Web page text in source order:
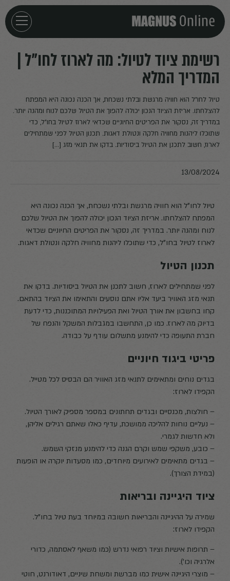
חזרה לדף הבית
מאמרים
פודקאסטים
רשימת ציוד לטיול: מה לארוז לחו"ל |
המדריך המלא
טיול לחו"ל הוא חוויה מרגשת ובלתי נשכחת, אך הכנה נכונה היא המפתח
להצלחתו. אריזת הציוד הנכון יכולה להפוך את הטיול שלכם לנוח ומהנה יותר.
במדריך זה, נסקור את הפריטים החיוניים שכדאי לארוז לטיול בחו"ל, כדי
שתוכלו ליהנות מחוויה חלקה ונטולת דאגות. תכנון הטיול לפני שמתחילים
לארוז, חשוב לתכנן את הטיול ביסודיות. בדקו את תנאי מזג […]
13/08/2024
טיול לחו"ל הוא חוויה מרגשת ובלתי נשכחת, אך הכנה נכונה היא
המפתח להצלחתו. אריזת הציוד הנכון יכולה להפוך את הטיול שלכם
לנוח ומהנה יותר. במדריך זה, נסקור את הפריטים החיוניים שכדאי
לארוז לטיול בחו"ל, כדי שתוכלו ליהנות מחוויה חלקה ונטולת דאגות.
תכנון הטיול
לפני שמתחילים לארוז, חשוב לתכנן את הטיול ביסודיות. בדקו את
תנאי מזג האוויר ביעד אליו אתם נוסעים והתאימו את הציוד בהתאם.
קחו בחשבון את אורך הטיול ואת הפעילויות המתוכננות, כדי לדעת
בדיוק מה לארוז. כמו כן, התחשבו במגבלות המשקל והנפח של
חברת התעופה כדי להימנע מתשלום עודף על כבודה.
פריטי ביגוד חיוניים
בגדים נוחים ומתאימים לתנאי מזג האוויר הם הבסיס לכל מטייל.
הקפידו לארוז:
– חולצות, מכנסיים ובגדים תחתונים במספר מספיק לאורך הטיול.
– נעליים נוחות להליכה ממושכת, עדיף כאלו שאתם רגילים אליהן,
ולא חדשות לגמרי.
– כובע, משקפי שמש וקרם הגנה כדי להימנע מנזקי השמש.
– בגדים מתאימים לאירועים מיוחדים, כמו מסעדות יוקרה או הופעות
(במידת הצורך).
ציוד היגיינה ובריאות
שמירה על ההיגיינה והבריאות חשובה במיוחד בעת טיול בחו"ל.
הקפידו לארוז:
– תרופות אישיות וציוד רפואי נדרש (כמו משאף לאסתמה, כדורי
אלרגיה וכו').
– מוצרי היגיינה אישית כמו מברשת ומשחת שיניים, דאודורנט, חוטי